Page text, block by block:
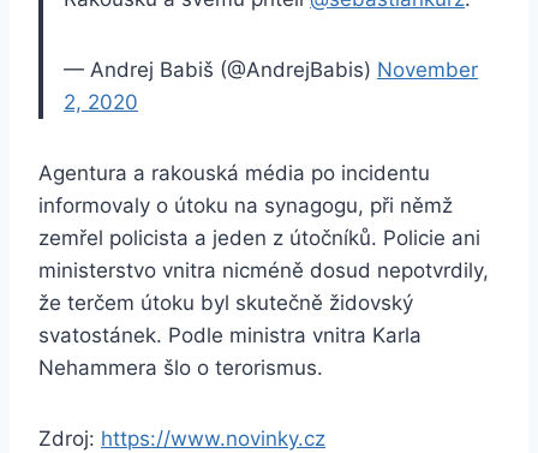
— Andrej Babiš (@AndrejBabis) November
2, 2020
Agentura a rakouská média po incidentu
informovaly o útoku na synagogu, při němž
zemřel policista a jeden z útočníků. Policie ani
ministerstvo vnitra nicméně dosud nepotvrdily,
že terčem útoku byl skutečně židovský
svatostánek. Podle ministra vnitra Karla
Nehammera šlo o terorismus.
Zdroj: https://www.novinky.cz